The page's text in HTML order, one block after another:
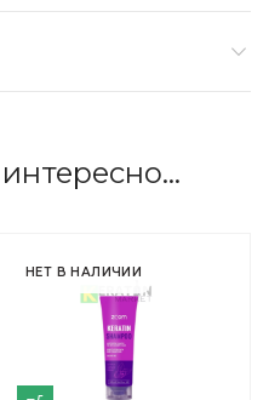
НЕТ В НАЛИЧИИ